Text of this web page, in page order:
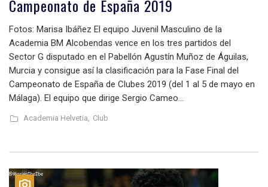
Campeonato de España 2019
Fotos: Marisa Ibáñez El equipo Juvenil Masculino de la
Academia BM Alcobendas vence en los tres partidos del
Sector G disputado en el Pabellón Agustín Muñoz de Águilas,
Murcia y consigue así la clasificación para la Fase Final del
Campeonato de España de Clubes 2019 (del 1 al 5 de mayo en
Málaga). El equipo que dirige Sergio Cameo…
Academia Helvetia, Club